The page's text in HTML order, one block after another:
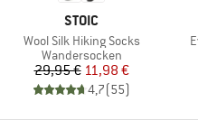
MARKE
STOIC
Artikel
Wool Silk Hiking Socks
Produktgruppe
Wandersocken
Preis
29,95 €reduzierter Preis
11,98 €
4,7(55)